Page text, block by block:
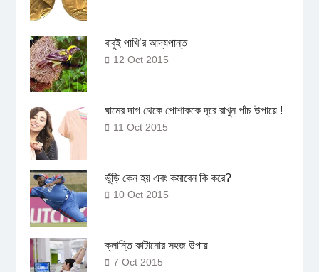
বাবুই পাখি’র আদ্যপান্ত
12 Oct 2015
ঘামের দাগ থেকে পোশাককে দূরে রাখুন পাঁচ উপায়ে !
11 Oct 2015
ভুঁড়ি কেন হয় এবং কমাবেন কি করে?
10 Oct 2015
ক্লান্তি কাটানোর সহজ উপায়
7 Oct 2015